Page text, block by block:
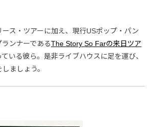
ス・ツアーに加え、現行USポップ・パン
ンナーであるThe Story So Farの来日ツア
いる彼ら。是非ライブハウスに足を運び、
ましょう。